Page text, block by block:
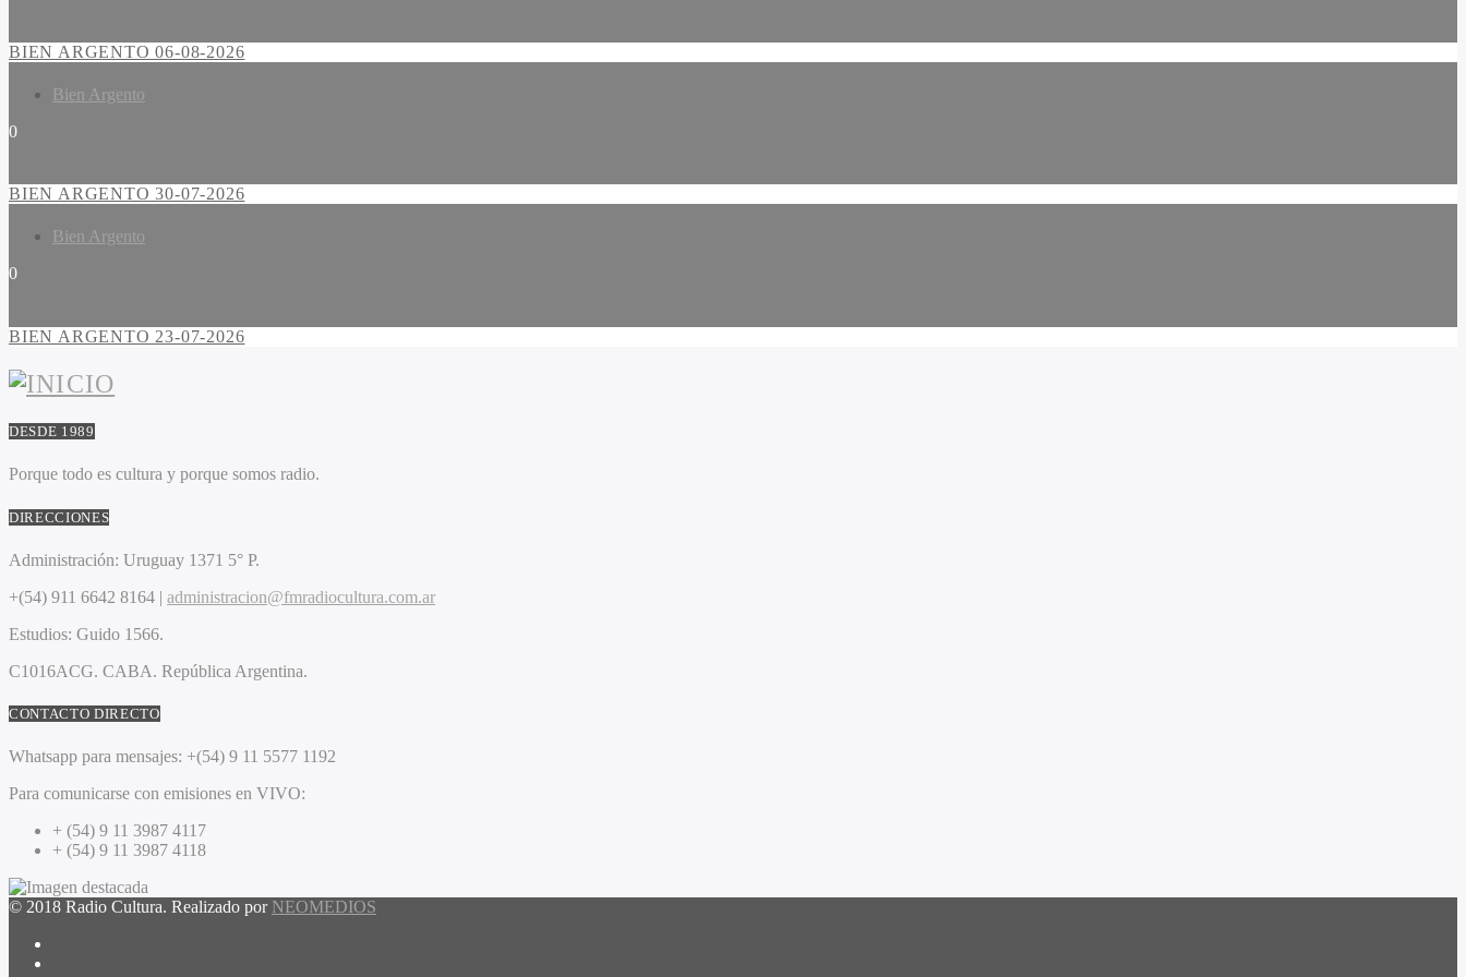
BIEN ARGENTO 06-08-2026
Bien Argento
0
BIEN ARGENTO 30-07-2026
Bien Argento
0
BIEN ARGENTO 23-07-2026
DESDE 1989
Porque todo es cultura y porque somos radio.
DIRECCIONES
Administración: Uruguay 1371 5° P.
+(54) 911 6642 8164 | administracion@fmradiocultura.com.ar
Estudios: Guido 1566.
C1016ACG. CABA. República Argentina.
CONTACTO DIRECTO
Whatsapp para mensajes: +(54) 9 11 5577 1192
Para comunicarse con emisiones en VIVO:
+ (54) 9 11 3987 4117
+ (54) 9 11 3987 4118
© 2018 Radio Cultura. Realizado por NEOMEDIOS